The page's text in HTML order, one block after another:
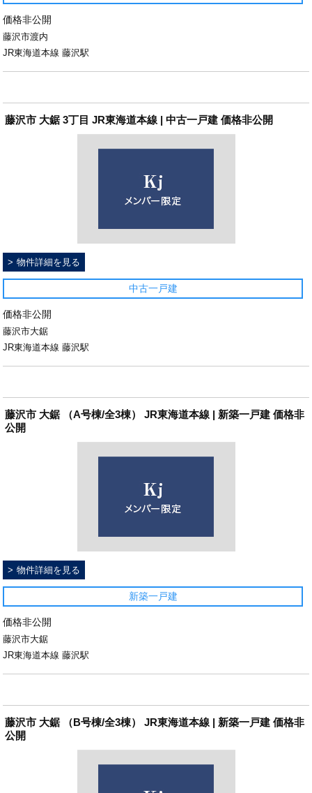
価格非公開
藤沢市渡内
JR東海道本線 藤沢駅
藤沢市 大鋸 3丁目 JR東海道本線 | 中古一戸建 価格非公開
物件詳細を見る
中古一戸建
価格非公開
藤沢市大鋸
JR東海道本線 藤沢駅
藤沢市 大鋸 （A号棟/全3棟） JR東海道本線 | 新築一戸建 価格非
公開
物件詳細を見る
新築一戸建
価格非公開
藤沢市大鋸
JR東海道本線 藤沢駅
藤沢市 大鋸 （B号棟/全3棟） JR東海道本線 | 新築一戸建 価格非
公開